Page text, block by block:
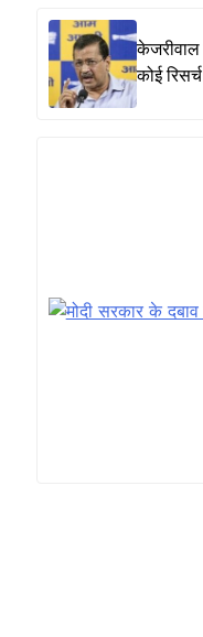
केजरीवाल
कोई